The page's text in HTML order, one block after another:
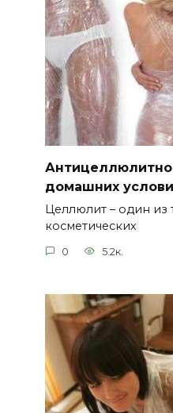
домашних
Целлюлит – один из
косметических
0 5.2к.